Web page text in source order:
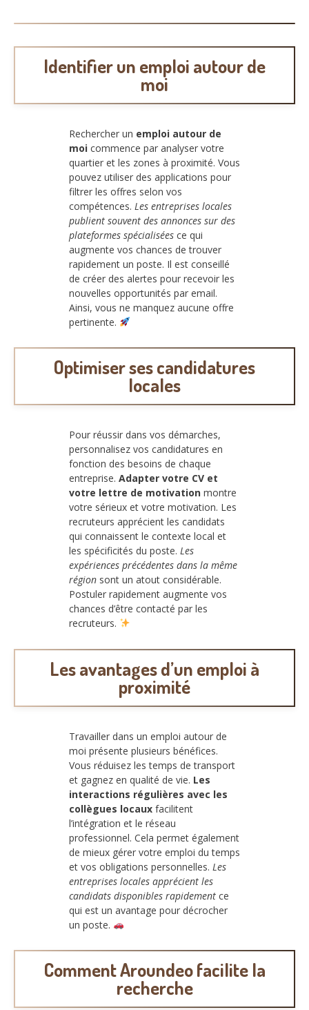
Identifier un emploi autour de
moi
Rechercher un emploi autour de
moi commence par analyser votre
quartier et les zones à proximité. Vous
pouvez utiliser des applications pour
filtrer les offres selon vos
compétences. Les entreprises locales
publient souvent des annonces sur des
plateformes spécialisées ce qui
augmente vos chances de trouver
rapidement un poste. Il est conseillé
de créer des alertes pour recevoir les
nouvelles opportunités par email.
Ainsi, vous ne manquez aucune offre
pertinente.
Optimiser ses candidatures
locales
Pour réussir dans vos démarches,
personnalisez vos candidatures en
fonction des besoins de chaque
entreprise. Adapter votre CV et
votre lettre de motivation montre
votre sérieux et votre motivation. Les
recruteurs apprécient les candidats
qui connaissent le contexte local et
les spécificités du poste. Les
expériences précédentes dans la même
région sont un atout considérable.
Postuler rapidement augmente vos
chances d’être contacté par les
recruteurs.
Les avantages d’un emploi à
proximité
Travailler dans un emploi autour de
moi présente plusieurs bénéfices.
Vous réduisez les temps de transport
et gagnez en qualité de vie. Les
interactions régulières avec les
collègues locaux facilitent
l’intégration et le réseau
professionnel. Cela permet également
de mieux gérer votre emploi du temps
et vos obligations personnelles. Les
entreprises locales apprécient les
candidats disponibles rapidement ce
qui est un avantage pour décrocher
un poste.
Comment Aroundeo facilite la
recherche